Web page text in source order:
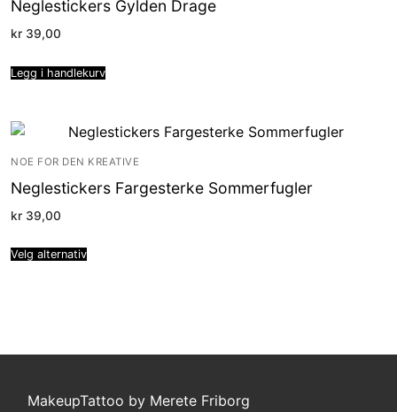
Neglestickers Gylden Drage
kr 39,00
Legg i handlekurv
NOE FOR DEN KREATIVE
Neglestickers Fargesterke Sommerfugler
kr 39,00
Velg alternativ
MakeupTattoo by Merete Friborg